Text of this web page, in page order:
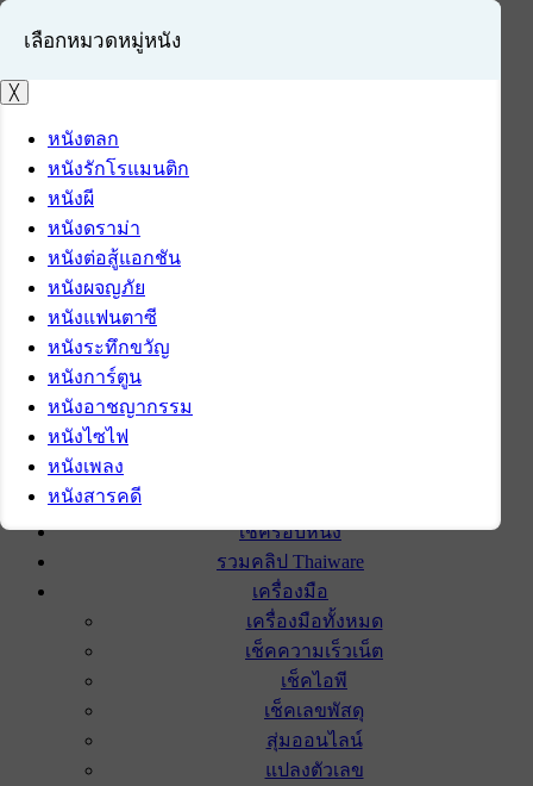
เข้าสู่ระบบ
สมัครสมาชิก
เช็ครอบหนัง
รวมคลิป Thaiware
เครื่องมือ
เครื่องมือทั้งหมด
เช็คความเร็วเน็ต
เช็คไอพี
เช็คเลขพัสดุ
สุ่มออนไลน์
แปลงตัวเลข
เลือกหมวดหมู่หนัง
╳
หนังตลก
หนังรักโรแมนติก
หนังผี
หนังดราม่า
หนังต่อสู้แอกชัน
หนังผจญภัย
หนังแฟนตาซี
หนังระทึกขวัญ
หนังการ์ตูน
หนังอาชญากรรม
หนังไซไฟ
หนังเพลง
หนังสารคดี